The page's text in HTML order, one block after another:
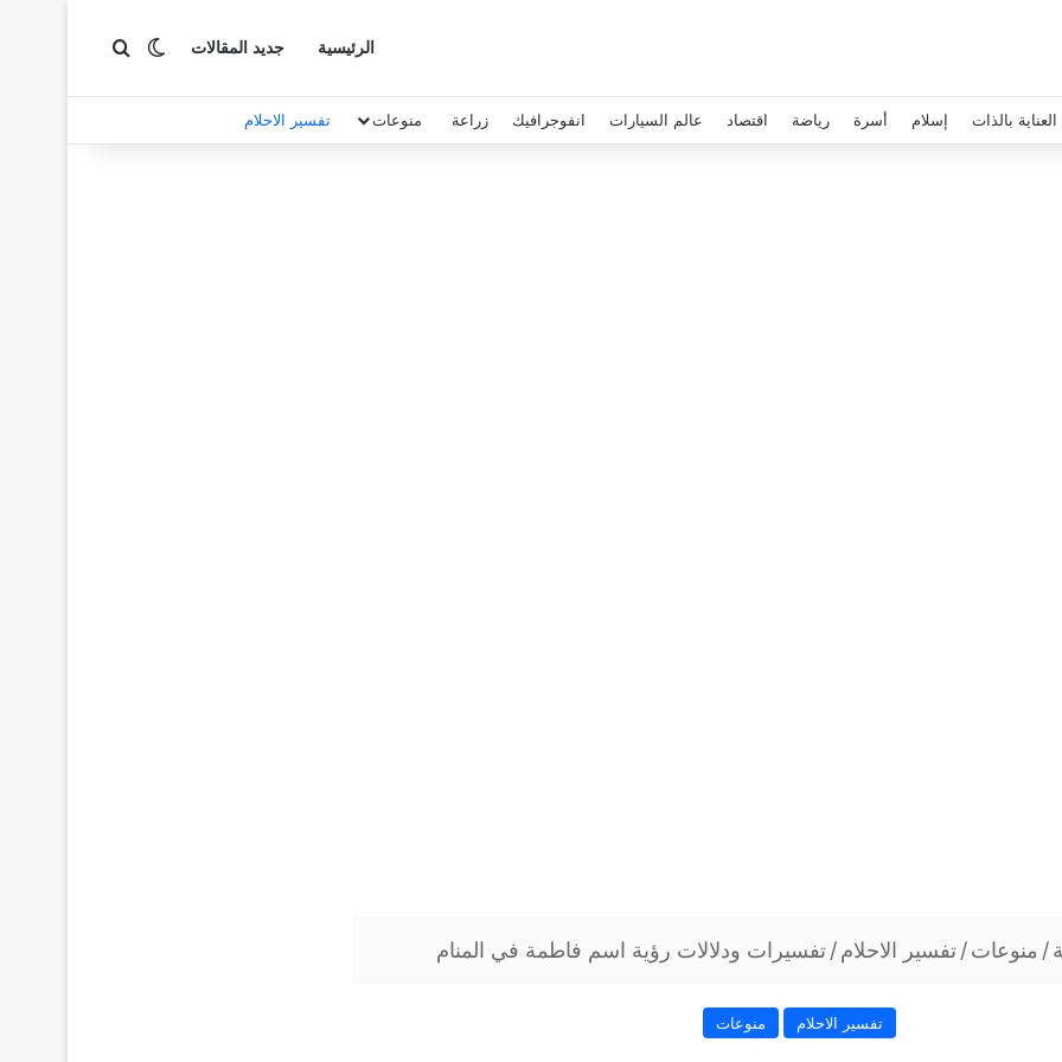
الرئيسية جديد المقالات الوضع المظلم
بحث عن
العناية بالذات إسلام أسرة رياضة اقتصاد عالم السيارات انفوجرافيك زراعة منوعات تفسير الاحلام
/ منوعات/تفسير الاحلام/تفسيرات ودلالات رؤية اسم فاطمة في المنام
تفسير الاحلام منوعات